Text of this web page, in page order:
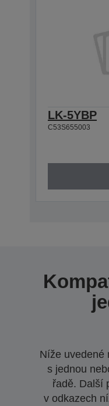
LK-5YBP
C53S655003
Níže uvedené
s jednou
řadě. Další
v odkazech